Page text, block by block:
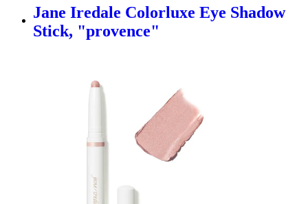
Jane Iredale Colorluxe Eye Shadow
Stick, "provence"